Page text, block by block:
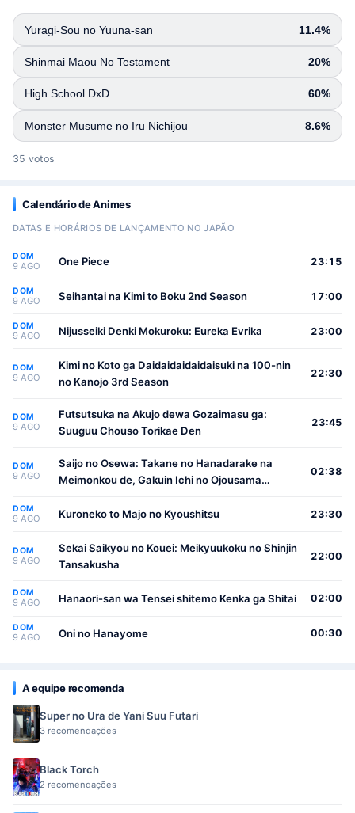
Yuragi-Sou no Yuuna-san 11.4%
Shinmai Maou No Testament 20%
High School DxD 60%
Monster Musume no Iru Nichijou 8.6%
35 votos
Calendário de Animes
DATAS E HORÁRIOS DE LANÇAMENTO NO JAPÃO
DOM
9 AGO One Piece 23:15
DOM
9 AGO Seihantai na Kimi to Boku 2nd Season 17:00
DOM
9 AGO Nijusseiki Denki Mokuroku: Eureka Evrika 23:00
DOM
9 AGO
Kimi no Koto ga Daidaidaidaidaisuki na 100-nin
no Kanojo 3rd Season
22:30
DOM
9 AGO
Futsutsuka na Akujo dewa Gozaimasu ga:
Suuguu Chouso Torikae Den
23:45
DOM
9 AGO
Saijo no Osewa: Takane no Hanadarake na
Meimonkou de, Gakuin Ichi no Ojousama
Osewa suru Koto ni Narimashita
02:38
DOM
9 AGO Kuroneko to Majo no Kyoushitsu 23:30
DOM
9 AGO
Sekai Saikyou no Kouei: Meikyuukoku no Shinjin
Tansakusha
22:00
DOM
9 AGO Hanaori-san wa Tensei shitemo Kenka ga Shitai 02:00
DOM
9 AGO Oni no Hanayome 00:30
A equipe recomenda
Super no Ura de Yani Suu Futari
3 recomendações
Black Torch
2 recomendações